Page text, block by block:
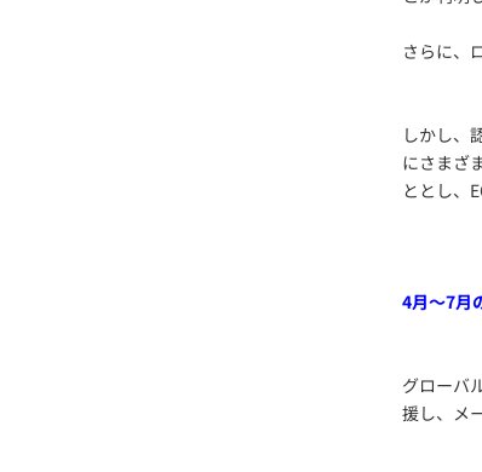
さらに、
しかし、
にさまざ
ととし、
4月～7月
グローバ
援し、メ